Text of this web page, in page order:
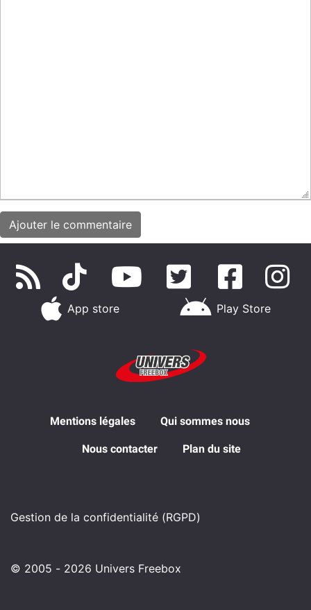
App store Play Store
Mentions légales Qui sommes nous
Nous contacter Plan du site
Gestion de la confidentialité (RGPD)
© 2005 - 2026 Univers Freebox